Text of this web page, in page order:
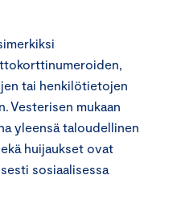
tai henkilötietojen
Vesterisen mukaan
yleensä taloudellinen
huijaukset ovat
sosiaalisessa